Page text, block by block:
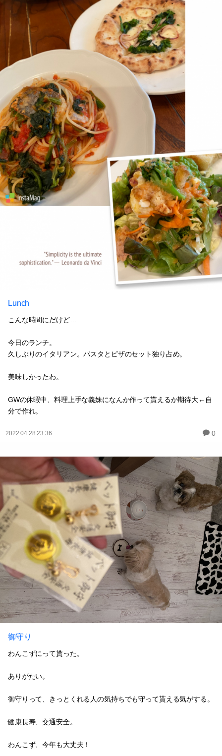
Lunch
こんな時間にだけど…
今日のランチ。
久しぶりのイタリアン。パスタとピザのセット独り占め。
美味しかったわ。
GWの休暇中、料理上手な義妹になんか作って貰えるか期待大←自
分で作れ。
2022.04.28 23:36 0
御守り
わんこずにって貰った。
ありがたい。
御守りって、きっとくれる人の気持ちでも守って貰える気がする。
健康長寿、交通安全。
わんこず、今年も大丈夫！